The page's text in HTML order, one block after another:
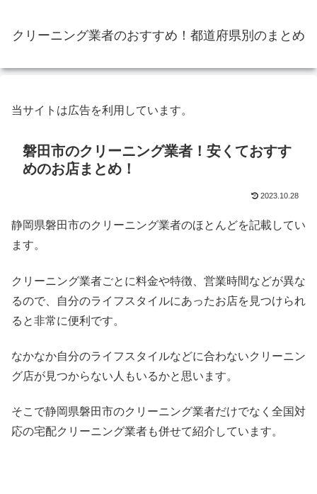
クリーニング業者のおすすめ！都道府県別のまとめ
当サイトは広告を利用しています。
磐田市のクリーニング業者！安くておすす
めのお店まとめ！
2023.10.28
静岡県磐田市のクリーニング業者のほとんどを記載してい
ます。
クリーニング業者ごとに料金や特徴、営業時間などが異な
るので、自分のライフスタイルにあったお店を見つけられ
ると非常に便利です。
なかなか自分のライフスタイルなどに合わないクリーニン
グ店が見つからない人もいるかと思います。
そこで静岡県磐田市のクリーニング業者だけでなく全国対
応の宅配クリーニング業者も併せて紹介しています。